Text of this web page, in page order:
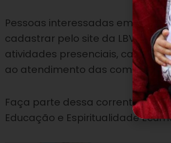
Pessoas interessadas em
cadastrar pelo site da LBV. Há
atividades presenciais,
ao atendimento das
Faça parte dessa corrente do
Educação e Espiritualidade